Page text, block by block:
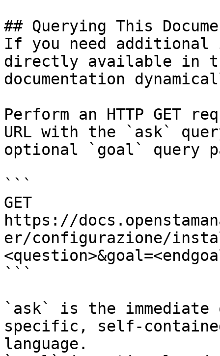
## Querying This
If you need
directly available in
documentation
Perform an HTTP GET
URL with the `ask`
optional `goal` query
```
GET
https://
er/configurazione/
```
`ask` is the
specific, self-
language.